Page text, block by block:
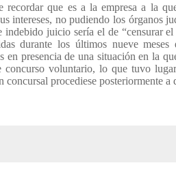
recordar que es a la empresa a la
intereses, no pudiendo los
indebido juicio sería el de “censurar
durante los últimos nueve
en presencia de una situación en la
concurso voluntario, lo que tuvo
procediese posteriormente a